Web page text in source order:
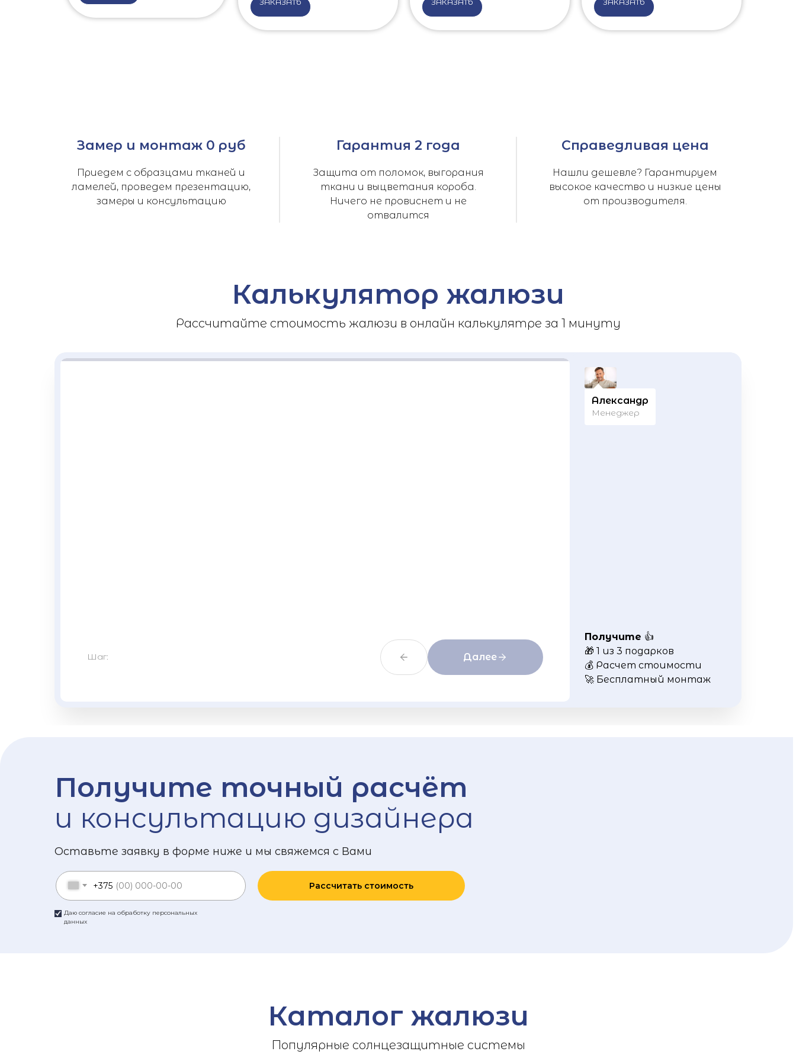
Замер и монтаж 0 руб
Приедем с образцами тканей и
ламелей, проведем презентацию,
замеры и консультацию
Гарантия 2 года
Защита от поломок, выгорания
ткани и выцветания короба.
Ничего не провиснет и не
отвалится
Справедливая цена
Нашли дешевле? Гарантируем
высокое качество и низкие цены
от производителя.
Калькулятор жалюзи
Рассчитайте стоимость жалюзи в онлайн калькулятре за 1 минуту
Александр
Менеджер
Получите 👍
🎁 1 из 3 подарков
💰 Расчет стоимости
🚀 Бесплатный монтаж
Шаг: Далее
Получите точный расчёт
и консультацию дизайнера
Оставьте заявку в форме ниже и мы свяжемся с Вами
Даю согласие на обработку персональных
данных
+375 Рассчитать стоимость
Каталог жалюзи
Популярные солнцезащитные системы